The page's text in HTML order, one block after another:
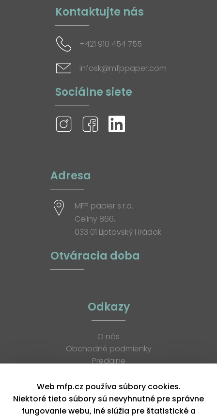
Kontaktujte nás
+421 910 454 755
infosk@mfppaper.com
Sociálne siete
Adresa
MFP papier s.r.o.
Celiny 866,
033 01 Liptovský Hrádok
Otváracia doba
Odkazy
O nás
Obchodné podmienky
Predajne
K stiahnutiu
Blog
Kontakt
Web mfp.cz používa súbory cookies.
Niektoré tieto súbory sú nevyhnutné pre správne
fungovanie webu, iné slúžia pre štatistické a